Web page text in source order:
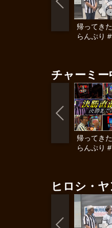
帰ってき
らんぷり
チャーミー
帰ってき
らんぷり
ヒロシ・